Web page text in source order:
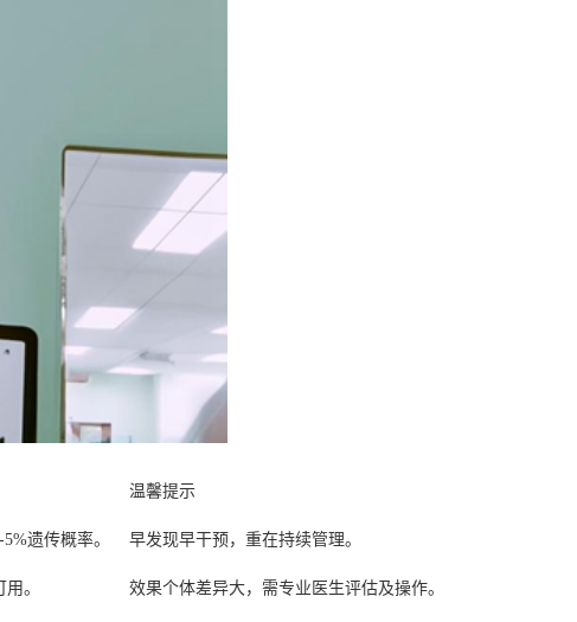
温馨提示
遗传概率。 早发现早干预，重在持续管理。
。 效果个体差异大，需专业医生评估及操作。